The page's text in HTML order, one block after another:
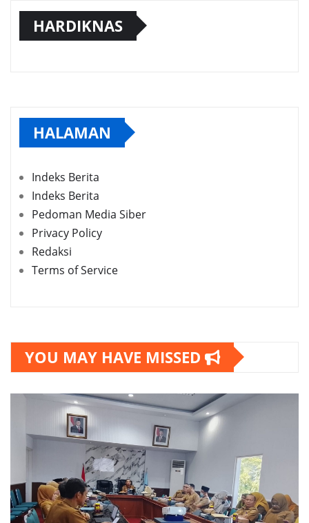
HARDIKNAS
HALAMAN
Indeks Berita
Indeks Berita
Pedoman Media Siber
Privacy Policy
Redaksi
Terms of Service
YOU MAY HAVE MISSED